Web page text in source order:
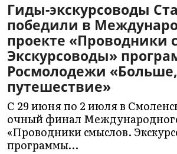
Гиды-экскурсоводы
победили в
проекте «Проводники
Экскурсоводы»
Росмолодежи
путешествие»
С 29 июня по 2 июля в
очный финал
«Проводники смыслов.
программы…